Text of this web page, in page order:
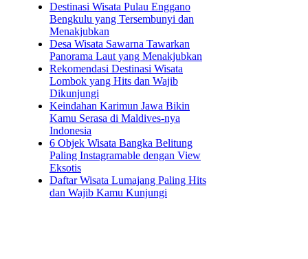
Destinasi Wisata Pulau Enggano
Bengkulu yang Tersembunyi dan
Menakjubkan
Desa Wisata Sawarna Tawarkan
Panorama Laut yang Menakjubkan
Rekomendasi Destinasi Wisata
Lombok yang Hits dan Wajib
Dikunjungi
Keindahan Karimun Jawa Bikin
Kamu Serasa di Maldives-nya
Indonesia
6 Objek Wisata Bangka Belitung
Paling Instagramable dengan View
Eksotis
Daftar Wisata Lumajang Paling Hits
dan Wajib Kamu Kunjungi